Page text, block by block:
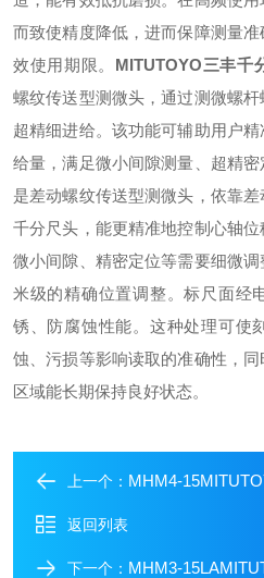
而致使精度降低，进而保障测量准
效使用期限。 MITUTOYO三丰千
螺纹传送型测微头，通过测微螺
超精细进给。该功能可辅助用户
给量，满足微小间隙测量、超精密
是差动螺纹传送型测微头，依靠
千分尺头，能更精准地控制心轴
微小间隙、精密定位等需要细微
米级的精确位置调整。标尺面经
锈、防腐蚀性能。这种处理可使
蚀、污损等影响读取的准确性，
区域能长期保持良好状态。
上一个： MHM4-
返回列表
下一个： MHM3-